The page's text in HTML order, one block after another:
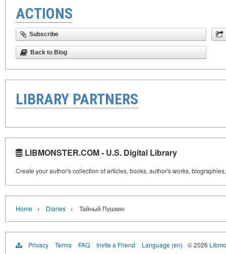
ACTIONS
Subscribe
Back to Blog
LIBRARY PARTNERS
LIBMONSTER.COM - U.S. Digital Library
Create your author's collection of articles, books, author's works,
Home › Diaries › Тайный Пушкин
Privacy Terms FAQ Invite a Friend Language (en) © 2026